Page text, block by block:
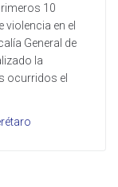
10
en el
General de
la
ocurridos el